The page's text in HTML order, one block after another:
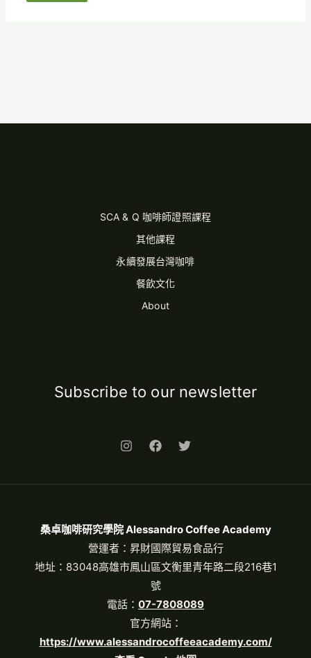
SCA & Q 咖啡師證照課程
其他課程
永續發展台灣咖啡
餐飲文化
About
Subscribe to our newsletter
桑卓咖啡研究學院 Alessandro Coffee Academy
營運者：昇財國際貿易食品行
地址：83048高雄市鳳山區文衡里青年路二段216巷1
號
電話： 07-7808089
官方網站：
https://www.alessandrocoffeeacademy.com/